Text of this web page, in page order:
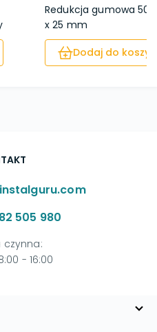
Redukcja gumowa 50
x 25 mm
Dodaj do
505 980
czynna:
- 16:00